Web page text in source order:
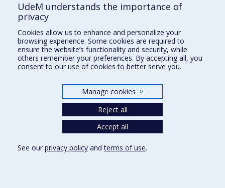
Qui fait quoi?
Nous trouver
Plan du site
Accessibilité
UdeM understands the importance of
privacy
Cookies allow us to enhance and personalize your
browsing experience. Some cookies are required to
ensure the website’s functionality and security, while
others remember your preferences. By accepting all, you
consent to our use of cookies to better serve you.
Manage cookies >
Reject all
Accept all
See our privacy policy andterms of use.